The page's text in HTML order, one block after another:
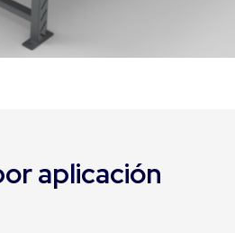
aplicación